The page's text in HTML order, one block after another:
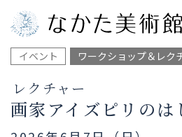
イベント ワークショップ＆レク
レクチャー
画家アイズピリのは